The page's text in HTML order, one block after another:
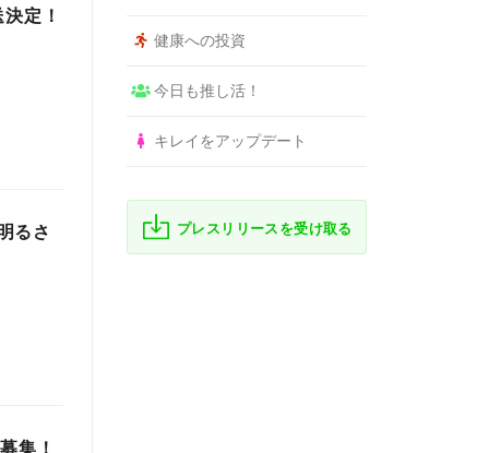
定！
るさ
集！
健康への投資
今日も推し活！
キレイをアップデート
プレスリリースを受け取る